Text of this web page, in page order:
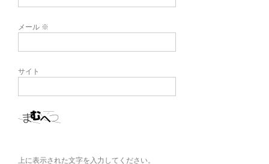
メール ※
サイト
上に表示された文字を入力してください。